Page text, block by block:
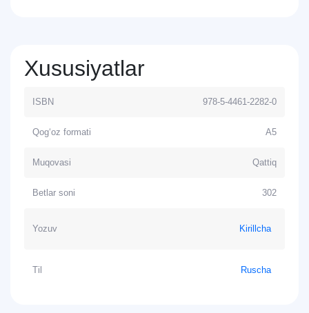
Xususiyatlar
ISBN 978-5-4461-2282-0
Qog‘oz formati A5
Muqovasi Qattiq
Betlar soni 302
Yozuv Kirillcha
Til Ruscha